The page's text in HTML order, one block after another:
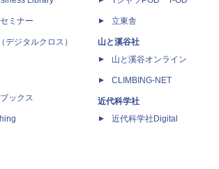
ミナー
デジタルクロス）
ックス
立東舎
山と溪谷社
山と溪谷オンライン
CLIMBING-NET
近代科学社
近代科学社Digital